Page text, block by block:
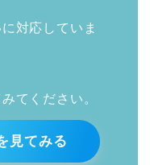
対応していま
てください。
見てみる